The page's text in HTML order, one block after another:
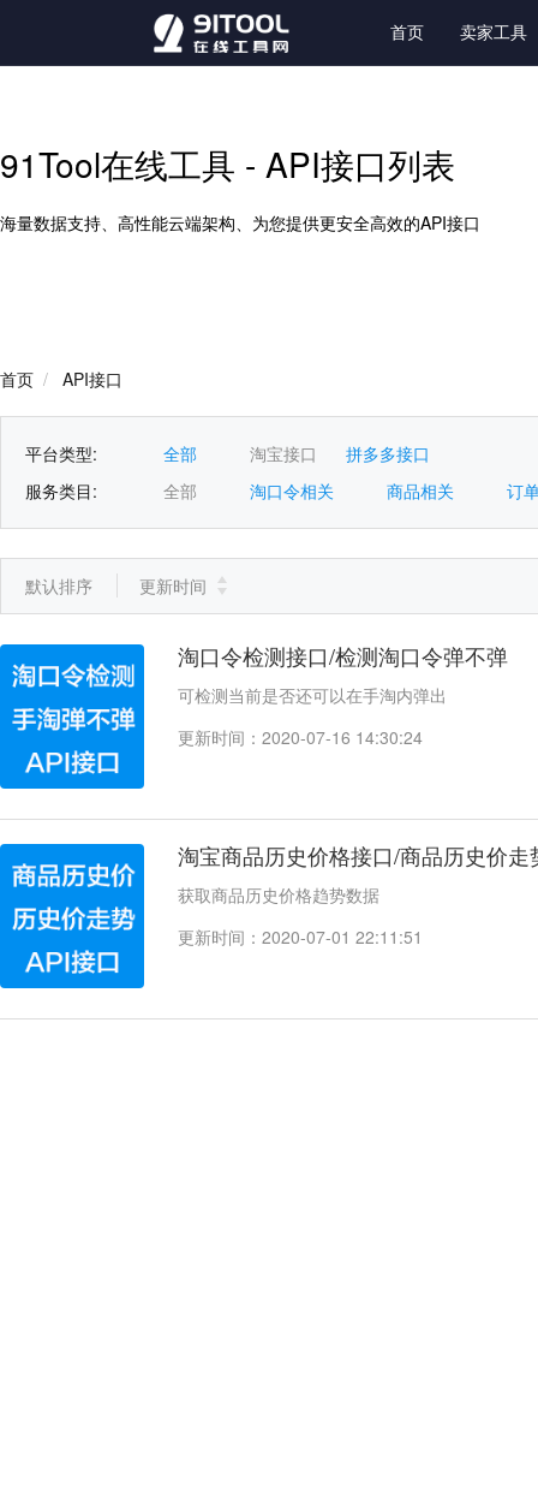
首页 卖家工具
91Tool在线工具 - API接口列表
海量数据支持、高性能云端架构、为您提供更安全高效的API接口
首页 / API接口
平台类型: 全部 淘宝接口
拼多多接口
服务类目:
全部 淘口令相关 商品相关 订
默认排序 更新时间
淘口令检测接口/检测淘口令弹不弹
可检测当前是否还可以在手淘内弹出
更新时间：2020-07-16 14:30:24
淘宝商品历史价格接口/商品历史价走
获取商品历史价格趋势数据
更新时间：2020-07-01 22:11:51